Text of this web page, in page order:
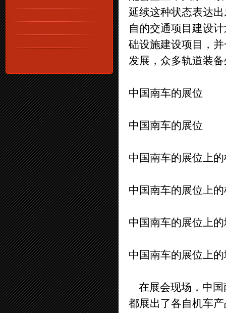
延续这种状态表达
自的交通项目建设
础设施建设项目，
发展，众多轨道装
中国南车的展位
中国南车的展位
中国南车的展位上
中国南车的展位上
中国南车的展位上
中国南车的展位上
在展会现场，中国
都展出了各自机车